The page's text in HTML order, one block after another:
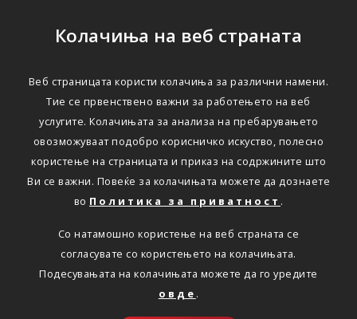
Колачиња на веб страната
Веб страницата користи колачиња за различни намени.
Тие се првенствено важни за работењето на веб
услугите. Колачињата за анализа на пребарувањето
овозможуваат подобро корисничко искуство, полесно
користење на страницата и приказ на содржините што
Ви се важни. Повеќе за колачињата можете да дознаете
во Политика за приватност .
Со натамошно користење на веб страната се
согласувате со користењето на колачињата.
Подесувањата на колачињата можете да го уредите
овде .
Оглас за вработување на
Соработник за
книговодство
Триглав објавува оглас за